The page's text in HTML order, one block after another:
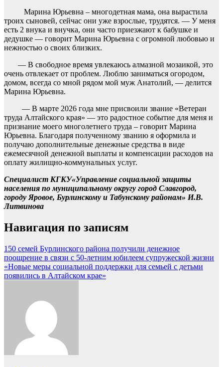
Марина Юрьевна – многодетная мама, она вырастила
троих сыновей, сейчас они уже взрослые, трудятся. — У меня
есть 2 внука и внучка, они часто приезжают к бабушке и
дедушке — говорит Марина Юрьевна с огромной любовью и
нежностью о своих близких.
— В свободное время увлекаюсь алмазной мозаикой, это
очень отвлекает от проблем. Люблю заниматься огородом,
домом, всегда со мной рядом мой муж Анатолий, — делится
Марина Юрьевна.
— В марте 2026 года мне присвоили звание «Ветеран
труда Алтайского края» — это радостное событие для меня и
признание моего многолетнего труда – говорит Марина
Юрьевна. Благодаря полученному званию я оформила и
получаю дополнительные денежные средства в виде
ежемесячной денежной выплаты и компенсации расходов на
оплату жилищно-коммунальных услуг.
Специалист КГКУ«Управление социальной защиты
населения по муниципальному округу город Славгород,
городу Яровое, Бурлинскому и Табунскому районам» И.В.
Литвинова
Навигация по записям
150 семей Бурлинского района получили денежное
поощрение в связи с 50-летним юбилеем супружеской жизни
«Новые меры социальной поддержки для семьей с детьми
появились в Алтайском крае»